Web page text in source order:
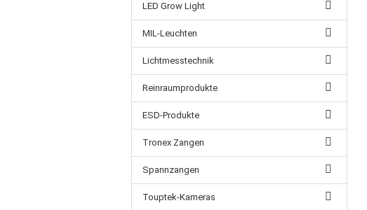
LED Grow Light
MIL-Leuchten
Lichtmesstechnik
Reinraumprodukte
ESD-Produkte
Tronex Zangen
Spannzangen
Touptek-Kameras